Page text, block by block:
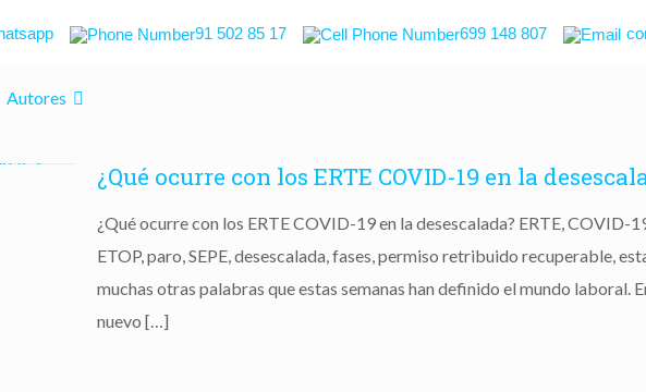
91 502 85 17 699 148 807
Autores
¿Qué ocurre con los ERTE COVID-19 en la
¿Qué ocurre con los ERTE COVID-19 en la desescalada? ERTE, COVID-
ETOP, paro, SEPE, desescalada, fases, permiso retribuido recuperable,
muchas otras palabras que estas semanas han definido el mundo laboral.
nuevo […]